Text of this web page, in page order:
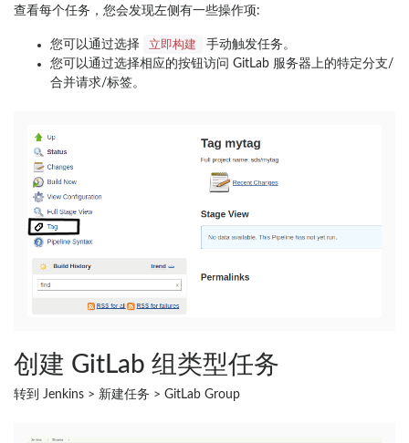
查看每个任务，您会发现左侧有一些操作项:
您可以通过选择 立即构建
手动触发任务。
您可以通过选择相应的按钮访问 GitLab 服务器上的特定分支/
合并请求/标签。
创建 GitLab 组类型任务
转到 Jenkins > 新建任务 > GitLab Group